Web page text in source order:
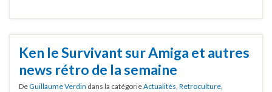
Ken le Survivant sur Amiga et autres
news rétro de la semaine
DeGuillaume Verdin dans la catégorieActualités, Retroculture,